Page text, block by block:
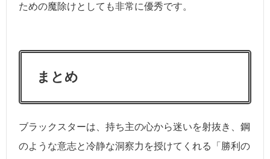
ための魔除けとしても非常に優秀です。
まとめ
ブラックスターは、持ち主の心から迷いを射抜き、鋼
のような意志と冷静な洞察力を授けてくれる「勝利の